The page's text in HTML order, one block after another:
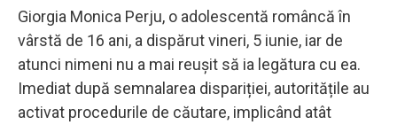
Giorgia Monica Perju, o adolescentă româncă în
vârstă de 16 ani, a dispărut vineri, 5 iunie, iar de
atunci nimeni nu a mai reușit să ia legătura cu ea.
Imediat după semnalarea dispariției, autoritățile au
activat procedurile de căutare, implicând atât